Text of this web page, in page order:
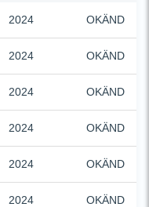
2024 OKÄND
2024 OKÄND
2024 OKÄND
2024 OKÄND
2024 OKÄND
2024 OKÄND